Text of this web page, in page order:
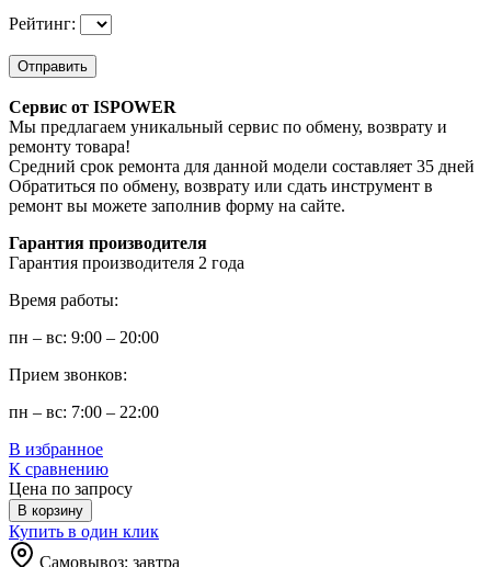
Рейтинг:
Отправить
Сервис от ISPOWER
Мы предлагаем уникальный сервис по обмену, возврату и
ремонту товара!
Средний срок ремонта для данной модели составляет 35 дней
Обратиться по обмену, возврату или сдать инструмент в
ремонт вы можете заполнив форму на сайте.
Гарантия производителя
Гарантия производителя 2 года
Время работы:
пн – вс: 9:00 – 20:00
Прием звонков:
пн – вс: 7:00 – 22:00
В избранное
К сравнению
Цена по запросу
В корзину
Купить в один клик
Самовывоз: завтра